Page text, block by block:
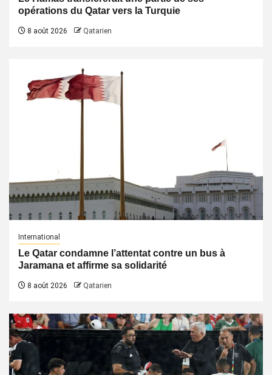
opérations du Qatar vers la Turquie
8 août 2026 Qatarien
International
Le Qatar condamne l’attentat contre un bus à
Jaramana et affirme sa solidarité
8 août 2026 Qatarien